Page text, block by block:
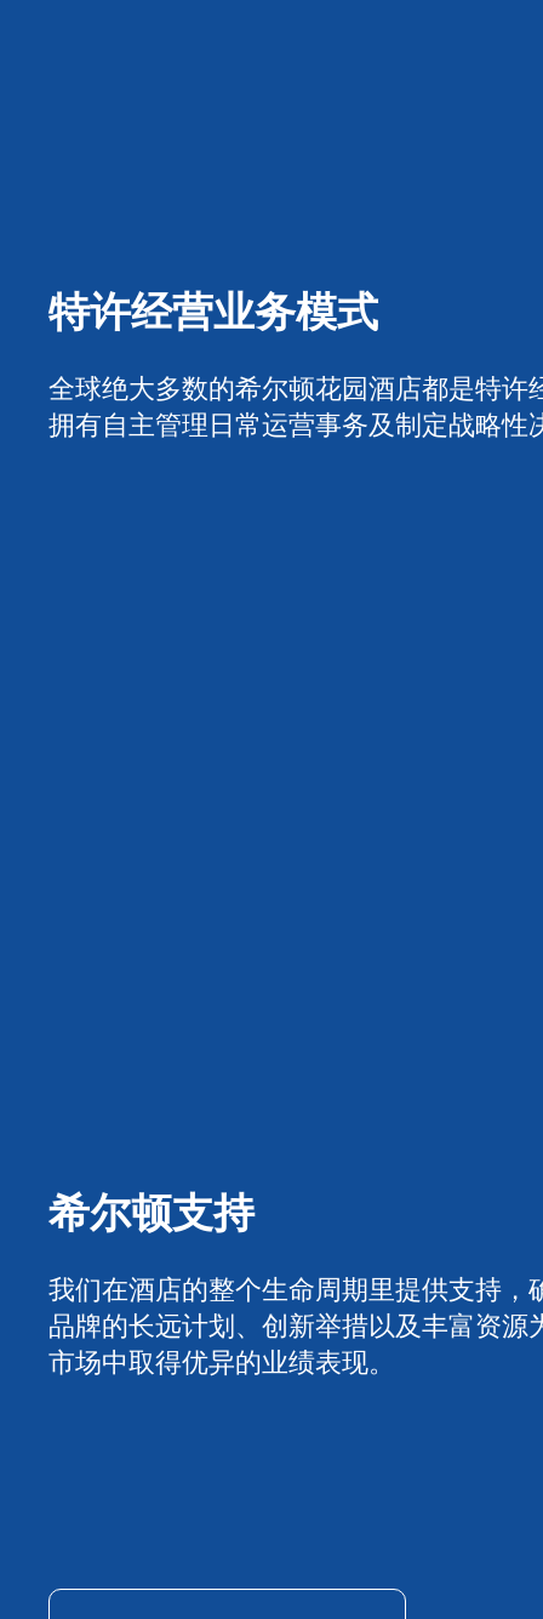
特许经营业务模式
全球绝大多数的希尔顿花园酒店都是特许
拥有自主管理日常运营事务及制定战略性
希尔顿支持
我们在酒店的整个生命周期里提供支持，
品牌的长远计划、创新举措以及丰富资源
市场中取得优异的业绩表现。